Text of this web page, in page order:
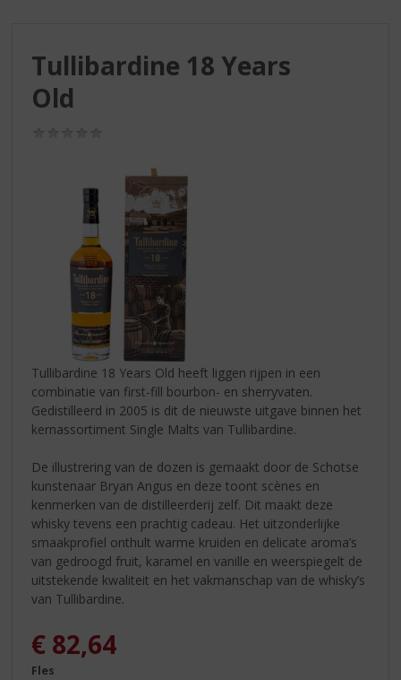
Tullibardine 18 Years
Old
Tullibardine 18 Years Old heeft liggen rijpen in een
combinatie van first-fill bourbon- en sherryvaten.
Gedistilleerd in 2005 is dit de nieuwste uitgave binnen het
kernassortiment Single Malts van Tullibardine.
De illustrering van de dozen is gemaakt door de Schotse
kunstenaar Bryan Angus en deze toont scènes en
kenmerken van de distilleerderij zelf. Dit maakt deze
whisky tevens een prachtig cadeau. Het uitzonderlijke
smaakprofiel onthult warme kruiden en delicate aroma’s
van gedroogd fruit, karamel en vanille en weerspiegelt de
uitstekende kwaliteit en het vakmanschap van de whisky’s
van Tullibardine.
€ 82,64
Fles